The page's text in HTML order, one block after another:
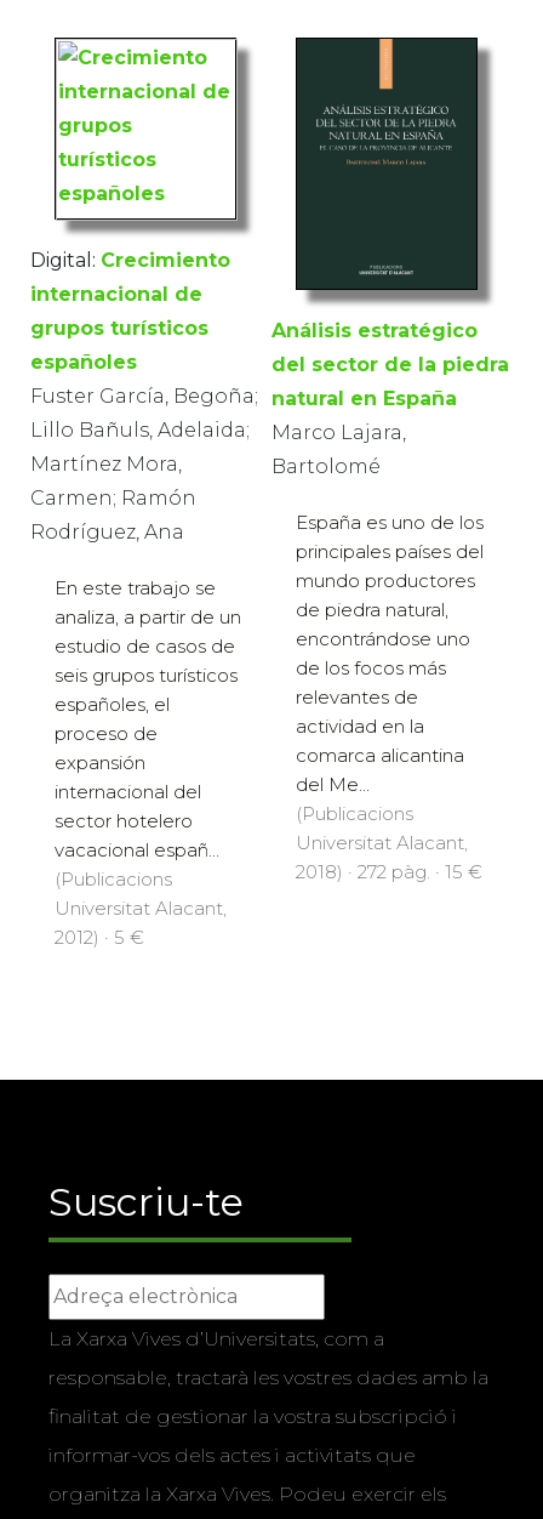
Digital: Crecimiento
internacional de
grupos turísticos
españoles
Fuster García, Begoña;
Lillo Bañuls, Adelaida;
Martínez Mora,
Carmen; Ramón
Rodríguez, Ana
En este trabajo se
analiza, a partir de un
estudio de casos de
seis grupos turísticos
españoles, el
proceso de
expansión
internacional del
sector hotelero
vacacional españ...
(Publicacions
Universitat Alacant,
2012) · 5 €
Análisis estratégico
del sector de la piedra
natural en España
Marco Lajara,
Bartolomé
España es uno de los
principales países del
mundo productores
de piedra natural,
encontrándose uno
de los focos más
relevantes de
actividad en la
comarca alicantina
del Me...
(Publicacions
Universitat Alacant,
2018) · 272 pàg. · 15 €
Suscriu-te
La Xarxa Vives d’Universitats, com a
responsable, tractarà les vostres dades amb la
finalitat de gestionar la vostra subscripció i
informar-vos dels actes i activitats que
organitza la Xarxa Vives. Podeu exercir els